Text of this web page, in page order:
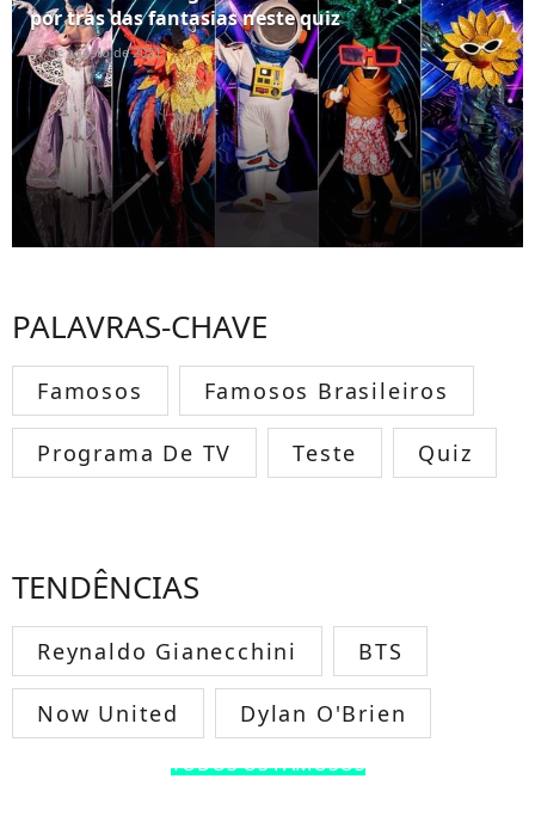
por trás das fantasias neste quiz
17 de agosto de 2021
PALAVRAS-CHAVE
Famosos Famosos Brasileiros
Programa De TV Teste Quiz
TENDÊNCIAS
Reynaldo Gianecchini BTS
Now United Dylan O'Brien
TODOS OS FAMOSOS